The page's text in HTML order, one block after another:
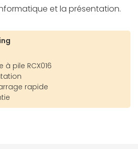
et la présentation.
pile RCX016
rapide